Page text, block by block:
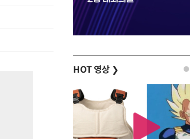
HOT 영상 ❯